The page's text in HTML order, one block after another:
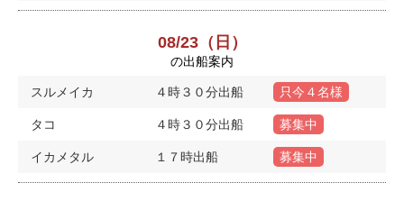
08/23（日）
の出船案内
スルメイカ ４時３０分出船 只今４名様
タコ ４時３０分出船 募集中
イカメタル １７時出船 募集中